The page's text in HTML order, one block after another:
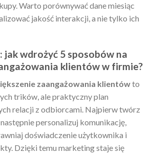
Warto porównywać dane miesiąc
jakość interakcji, a nie tylko ich
jak wdrożyć 5 sposobów na
klientów w firmie?
zaangażowania klientówto
trików, ale praktyczny plan
relacji z odbiorcami. Najpierw twórz
personalizuj komunikację,
doświadczenie użytkownika i
Dzięki temu marketing staje się